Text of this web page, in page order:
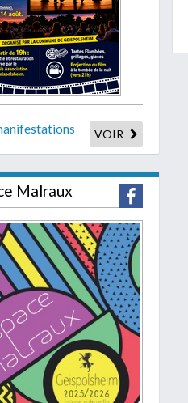
VOIR
Malraux